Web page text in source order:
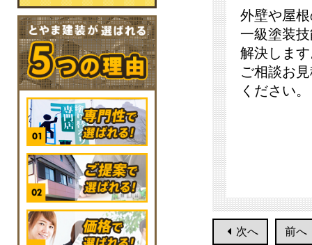
外壁や屋
一級塗装
解決しま
ご相談お
ください。
次へ 前へ